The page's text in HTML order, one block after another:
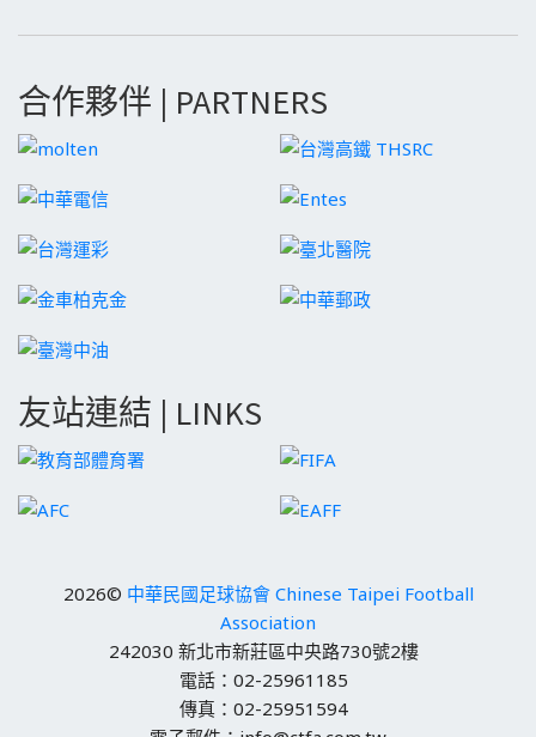
合作夥伴 | PARTNERS
友站連結 | LINKS
2026© 中華民國足球協會 Chinese Taipei Football
Association
242030 新北市新莊區中央路730號2樓
電話：02-25961185
傳真：02-25951594